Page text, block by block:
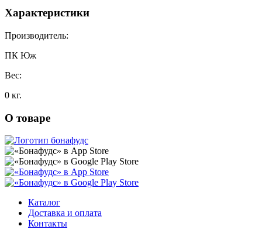
Характеристики
Производитель:
ПК Юж
Вес:
0 кг.
О товаре
Каталог
Доставка и оплата
Контакты